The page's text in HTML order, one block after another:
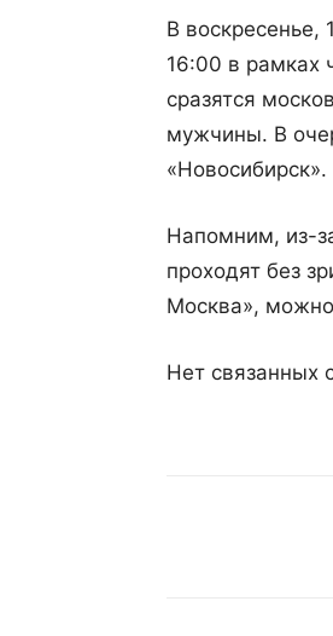
В воскресенье,
16:00 в рамках
сразятся
мужчины. В
«Новосибирск».
Напомним, из-
проходят без
Москва»,
Нет связанных